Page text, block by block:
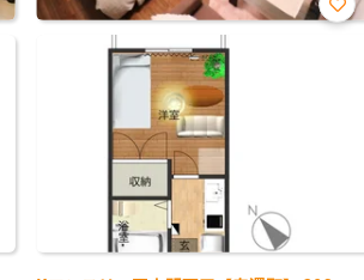
お気